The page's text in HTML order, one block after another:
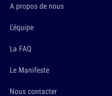
A propos de nous
L'équipe
La FAQ
Le Manifeste
Nous contacter